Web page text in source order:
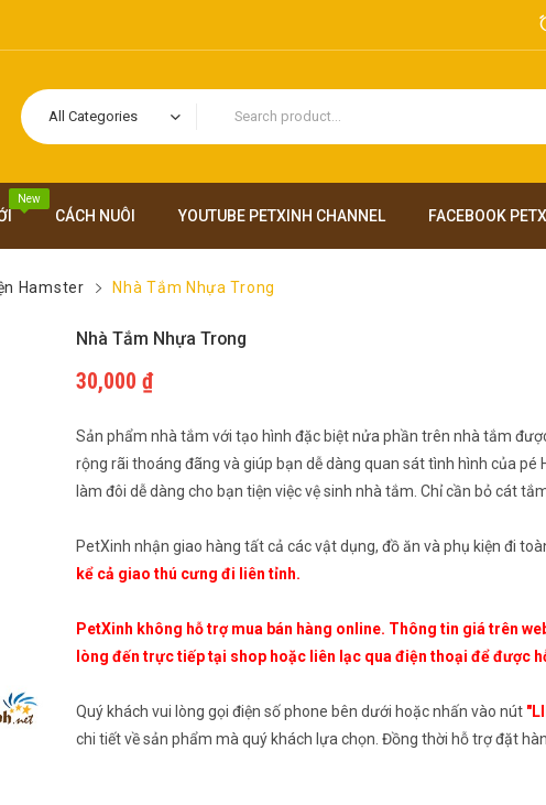
All Categories
New
CÁCH NUÔI YOUTUBE PETXINH CHANNEL FACEBOOK
Hamster Nhà Tắm Nhựa Trong
Nhà Tắm Nhựa Trong
30,000 ₫
Sản phẩm nhà tắm với tạo hình đặc biệt nửa phần trên nhà tắm
rộng rãi thoáng đãng và giúp bạn dễ dàng quan sát tình hình của
làm đôi dễ dàng cho bạn tiện việc vệ sinh nhà tắm. Chỉ cần bỏ cát
PetXinh nhận giao hàng tất cả các vật dụng, đồ ăn và phụ kiện đi
kể cả giao thú cưng đi liên tỉnh.
PetXinh không hỗ trợ mua bán hàng online. Thông tin giá trên
lòng đến trực tiếp tại shop hoặc liên lạc qua điện thoại để được
Quý khách vui lòng gọi điện số phone bên dưới hoặc nhấn vào nút
chi tiết về sản phẩm mà quý khách lựa chọn. Đồng thời hỗ trợ đặt